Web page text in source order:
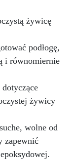
żywicę
podłogę,
i równomiernie
żywicy
wolne od
zapewnić